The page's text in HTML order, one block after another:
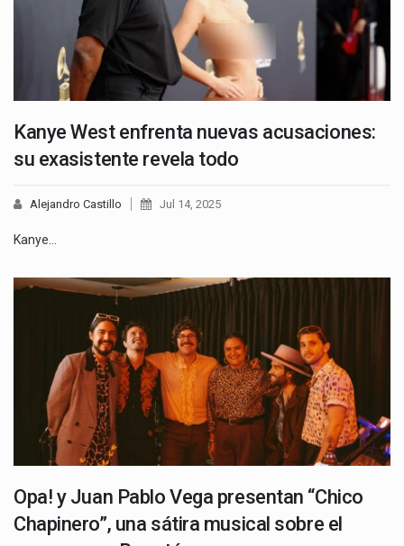
Kanye West enfrenta nuevas acusaciones:
su exasistente revela todo
Alejandro Castillo Jul 14, 2025
Kanye…
Opa! y Juan Pablo Vega presentan “Chico
Chapinero”, una sátira musical sobre el